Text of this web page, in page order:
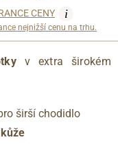
CENY i
nejnižší cenu na trhu.
v extra širokém
širší chodidlo